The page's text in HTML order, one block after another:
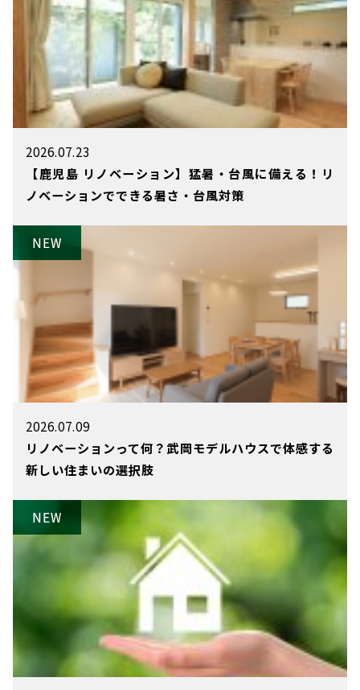
2026.07.23
【鹿児島 リノベーション】猛暑・台風に備える！リ
ノベーションでできる暑さ・台風対策
2026.07.09
リノベーションって何？武岡モデルハウスで体感する
新しい住まいの選択肢